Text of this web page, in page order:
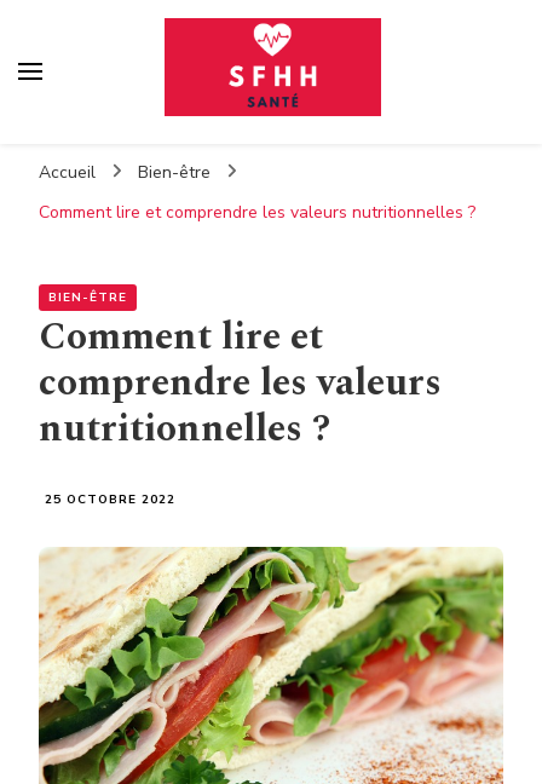
Accueil
Bien-être
Comment lire et comprendre les valeurs nutritionnelles ?
BIEN-ÊTRE
Comment lire et
comprendre les valeurs
nutritionnelles ?
25 OCTOBRE 2022